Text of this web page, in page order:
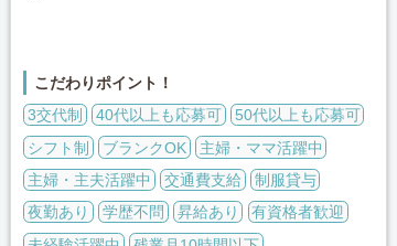
こだわりポイント！
3交代制
40代以上も応募可
50代以上も応募可
シフト制
ブランクOK
主婦・ママ活躍中
主婦・主夫活躍中
交通費支給
制服貸与
夜勤あり
学歴不問 昇給あり
有資格者歓迎